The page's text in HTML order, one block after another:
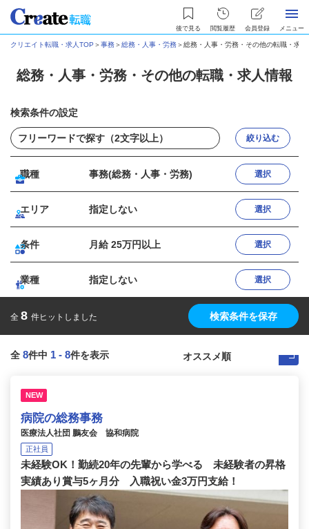
後で見る 閲覧履歴 会員登録 メニュー
クリエイト転職・求人TOP ＞事務＞総務・人事・労務＞総務・人事・労務・その他の転職・求人
総務・人事・労務・その他の転職・求人情報
検索条件の設定
絞り込む
職種 事務(総務・人事・労務) 選択
エリア 指定しない 選択
条件 月給 25万円以上 選択
業種 指定しない 選択
全 8 件ヒットしました 検索条件を保存
全 8件中 1 - 8件を表示
NEW
病院の総務事務
医療法人社団 鵬友会 協和病院
正社員
未経験OK！勤続20年の先輩から学べる 未経験者の昇格
実績あり賞与5ヶ月分 入職祝い金3万円支給！